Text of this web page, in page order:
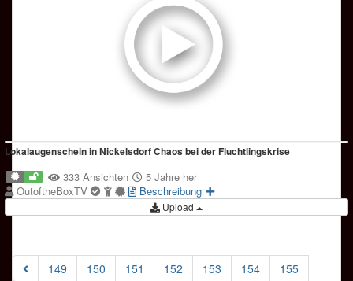
Lokalaugenschein in Nickelsdorf Chaos bei der Fluchtlingskrise
333 Ansichten
5 Jahre her
OutoftheBoxTV
Beschreibung
Upload
149 150 151 152 153 154 155